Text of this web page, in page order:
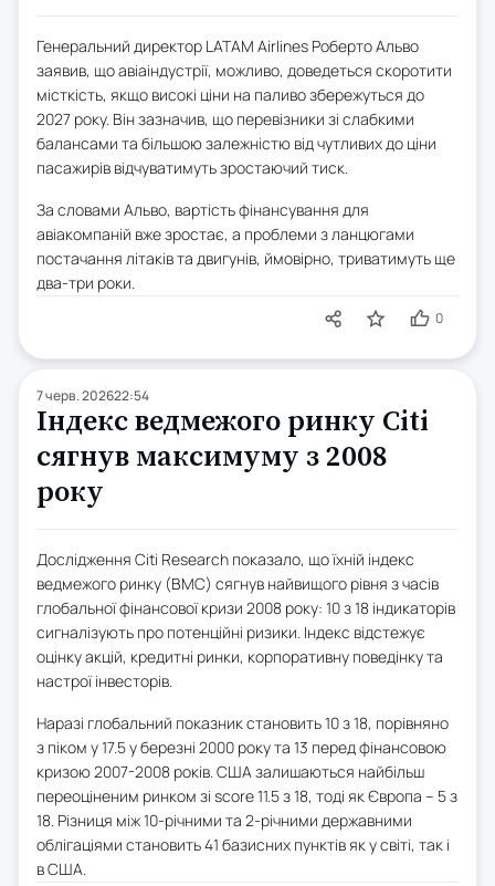
Генеральний директор LATAM Airlines Роберто Альво
заявив, що авіаіндустрії, можливо, доведеться скоротити
місткість, якщо високі ціни на паливо збережуться до
2027 року. Він зазначив, що перевізники зі слабкими
балансами та більшою залежністю від чутливих до ціни
пасажирів відчуватимуть зростаючий тиск.
За словами Альво, вартість фінансування для
авіакомпаній вже зростає, а проблеми з ланцюгами
постачання літаків та двигунів, ймовірно, триватимуть ще
два-три роки.
0
7 черв. 202622:54
Індекс ведмежого ринку Citi
сягнув максимуму з 2008
року
Дослідження Citi Research показало, що їхній індекс
ведмежого ринку (BMC) сягнув найвищого рівня з часів
глобальної фінансової кризи 2008 року: 10 з 18 індикаторів
сигналізують про потенційні ризики. Індекс відстежує
оцінку акцій, кредитні ринки, корпоративну поведінку та
настрої інвесторів.
Наразі глобальний показник становить 10 з 18, порівняно
з піком у 17.5 у березні 2000 року та 13 перед фінансовою
кризою 2007-2008 років. США залишаються найбільш
переоціненим ринком зі score 11.5 з 18, тоді як Європа – 5 з
18. Різниця між 10-річними та 2-річними державними
облігаціями становить 41 базисних пунктів як у світі, так і
в США.